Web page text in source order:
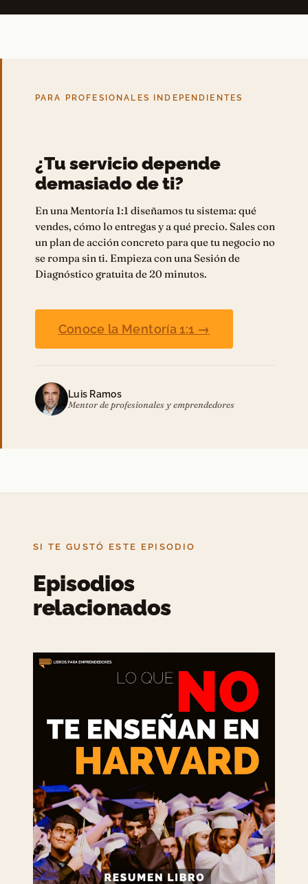
PARA PROFESIONALES INDEPENDIENTES
¿Tu servicio depende
demasiado de ti?
En una Mentoría 1:1 diseñamos tu sistema: qué
vendes, cómo lo entregas y a qué precio. Sales con
un plan de acción concreto para que tu negocio no
se rompa sin ti. Empieza con una Sesión de
Diagnóstico gratuita de 20 minutos.
Conoce la Mentoría 1:1 →
Luis Ramos
Mentor de profesionales y emprendedores
SI TE GUSTÓ ESTE EPISODIO
Episodios
relacionados